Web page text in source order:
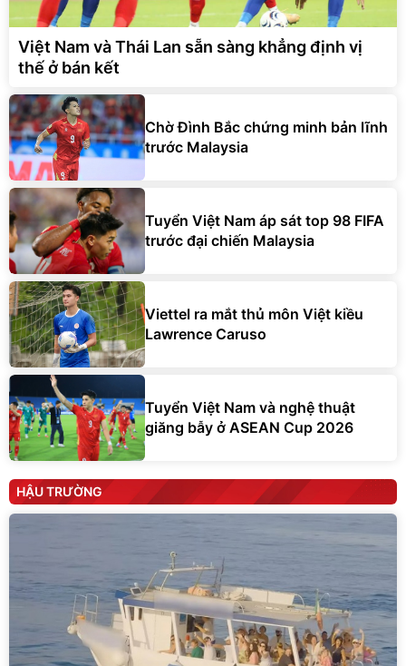
Việt Nam và Thái Lan sẵn sàng khẳng định vị
thế ở bán kết
Chờ Đình Bắc chứng minh bản lĩnh
trước Malaysia
Tuyển Việt Nam áp sát top 98 FIFA
trước đại chiến Malaysia
Viettel ra mắt thủ môn Việt kiều
Lawrence Caruso
Tuyển Việt Nam và nghệ thuật
giăng bẫy ở ASEAN Cup 2026
HẬU TRƯỜNG